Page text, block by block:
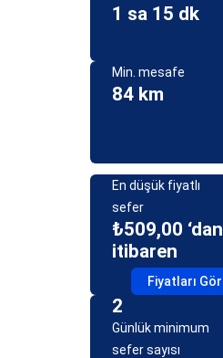
1 sa 15 dk
Min. mesafe
84 km
En düşük fiyatlı
sefer
₺509,00 ‘dan
itibaren
Fiyatları Gör
2
Günlük minimum
sefer sayısı